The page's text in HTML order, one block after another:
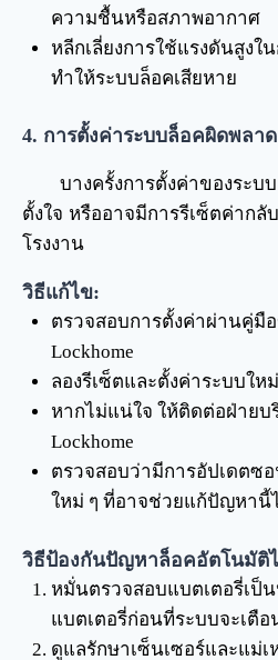
ความชื้นหรือสภาพอากาศ
หลีกเลี่ยงการใช้แรงดันสูงใ
ทำให้ระบบล็อคเสียหาย
4. การตั้งค่าระบบล็อคผิดพลาด
บางครั้งการตั้งค่าของระบ
ตั้งใจ หรืออาจมีการรีเซ็ตค่ากลั
โรงงาน
วิธีแก้ไข:
ตรวจสอบการตั้งค่าผ่านคู่มื
Lockhome
ลองรีเซ็ตและตั้งค่าระบบใหม่
หากไม่แน่ใจ ให้ติดต่อฝ่ายบ
Lockhome
ตรวจสอบว่ามีการอัปเดตซ
ใหม่ ๆ ที่อาจช่วยแก้ปัญหานี้
วิธีป้องกันปัญหาล็อคอัตโนมัติ
หมั่นตรวจสอบแบตเตอรี่เป็น
แบตเตอรี่ก่อนที่ระบบจะเตื
ดูแลรักษาเซ็นเซอร์และแม่